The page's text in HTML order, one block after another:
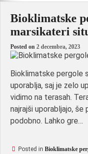
Bioklimatske
marsikateri
Posted on 2 decembra, 2023
Bioklimatske pergole
uporablja, saj je zelo
vidimo na terasah.
najrajši uporabljajo, še
podobno. Lahko gre…
Posted in Bioklimatske